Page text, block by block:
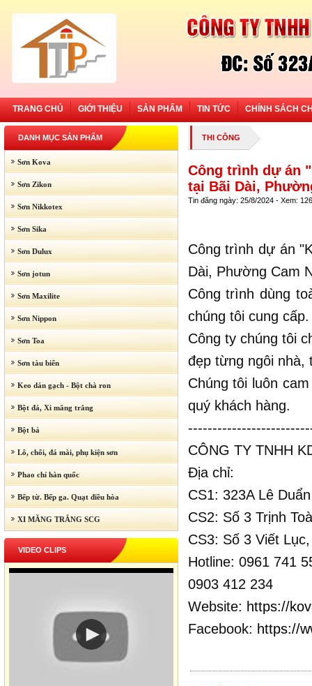
TRANG CHỦ GIỚI THIỆU SẢN PHẨM TIN TỨC CHÍNH SÁCH
DANH MỤC SẢN PHẨM
Sơn Kova
Sơn Zikon
Sơn Nikkotex
Sơn Sika
Sơn Dulux
Sơn jotun
Sơn Maxilite
Sơn Nippon
Sơn Toa
Sơn tàu biển
Keo dán gạch - Bột chà ron
Bột đá, Xi măng trắng
Bột bả
Lô, chổi, đá mài, phụ kiện sơn
Phao chỉ hàn quốc
Bếp từ. Bếp ga. Quạt điều hòa
XI MĂNG TRẮNG SCG
VIDEO CLIPS
THI CÔNG
Công trình dự án
tại Bãi Dài,
Tin đăng ngày: 25/8/2024 - Xem:
Công trình dự án
Dài, Phường Cam
Công trình dùng
chúng tôi cung cấp.
Công ty chúng tôi
đẹp từng ngôi nhà,
Chúng tôi luôn
quý khách hàng.
CÔNG TY TNHH
Địa chỉ:
CS1: 323A Lê
CS2: Số 3 Trịnh
CS3: Số 3 Viết
Hotline: 0961 741
0903 412 234
Website: https://
Facebook: https://